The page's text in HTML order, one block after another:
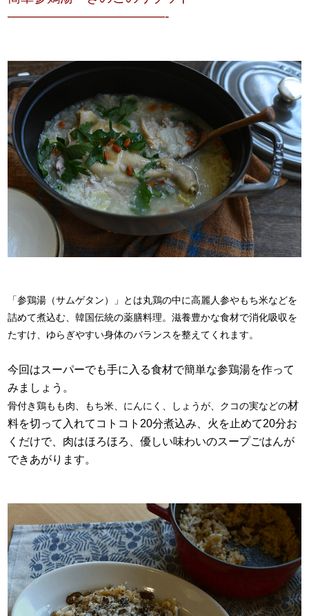
————————————-
「参鶏湯（サムゲタン）」とは丸鶏の中に高麗人参やもち米などを
詰めて煮込む、韓国伝統の薬膳料理。滋養豊かな食材で消化吸収を
たすけ、ゆらぎやすい身体のバランスを整えてくれます。
今回はスーパーでも手に入る食材で簡単な参鶏湯を作って
みましょう。
骨付き鶏もも肉、もち米、にんにく、しょうが、クコの実などの材
料を切って入れてコトコト20分煮込み、火を止めて20分お
くだけで、肉はほろほろ、優しい味わいのスープごはんが
できあがります。